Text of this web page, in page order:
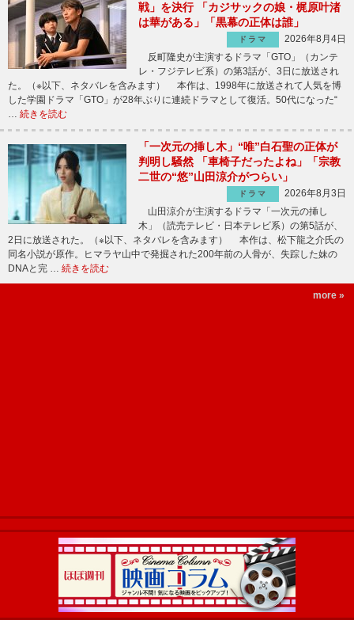
戦」を決行 「カジサックの娘・梶原叶渚
は華がある」「黒幕の正体は誰」
ドラマ
2026年8月4日
反町隆史が主演するドラマ「GTO」（カンテ
レ・フジテレビ系）の第3話が、3日に放送され
た。（※以下、ネタバレを含みます） 本作は、1998年に放送されて人気を博
した学園ドラマ「GTO」が28年ぶりに連続ドラマとして復活。50代になった“
… 続きを読む
「一次元の挿し木」“唯”白石聖の正体が
判明し騒然 「車椅子だったよね」「宗教
二世の“悠”山田涼介がつらい」
ドラマ
2026年8月3日
山田涼介が主演するドラマ「一次元の挿し
木」（読売テレビ・日本テレビ系）の第5話が、
2日に放送された。（※以下、ネタバレを含みます） 本作は、松下龍之介氏の
同名小説が原作。ヒマラヤ山中で発掘された200年前の人骨が、失踪した妹の
DNAと完 … 続きを読む
more »